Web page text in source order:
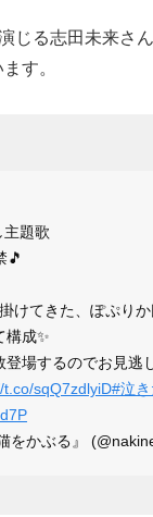
じる志田未来さ
す。
主題歌
🎵
けてきた、ぽぷり
構成✨
場するのでお見逃
t.co/sqQ7zdlyiD#泣
をかぶる』